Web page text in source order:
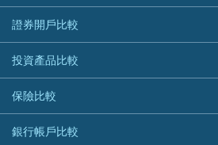
所有信用卡
精選推薦
國內外現金回饋
繳稅優惠
航空哩程回饋
加油優惠
快速線上貸款推薦
最完整貸款資訊一次看
繳稅貸款
貸款計算機
車貸計算機
精選貸款推薦
證券開戶比較
台股證券戶
美股證券戶
投資產品比較
機器人投資
加密貨幣
外幣定存
保險比較
住宅險
銀行帳戶比較